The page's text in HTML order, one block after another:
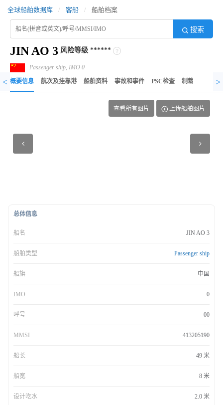
全球船舶数据库 / 客船 / 船舶档案
搜索
JIN AO 3 风险等级 ******
Passenger ship, IMO 0
< 概要信息 航次及挂靠港 船舶资料 事故和事件 PSC检查 制裁记录 异
>
总体信息
船名 JIN AO 3
船舶类型 Passenger ship
船旗 中国
IMO 0
呼号 00
MMSI 413205190
船长 49 米
船宽 8 米
设计吃水 2.0 米
查看所有图片 上传船舶图片